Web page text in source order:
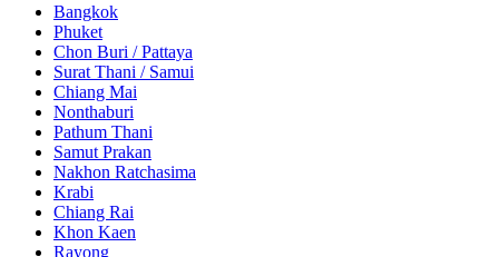
Bangkok
Phuket
Chon Buri / Pattaya
Surat Thani / Samui
Chiang Mai
Nonthaburi
Pathum Thani
Samut Prakan
Nakhon Ratchasima
Krabi
Chiang Rai
Khon Kaen
Rayong